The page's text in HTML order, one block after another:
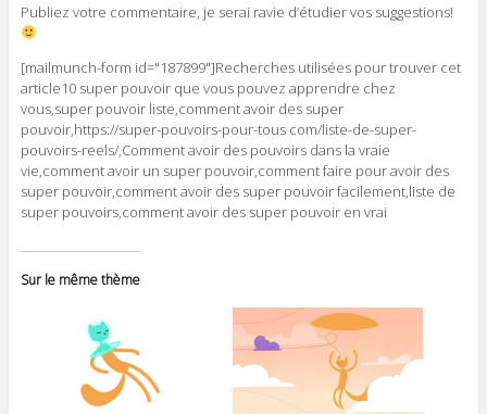
Publiez votre commentaire, je serai ravie d’étudier vos suggestions!
[mailmunch-form id="187899"]Recherches utilisées pour trouver cet
article10 super pouvoir que vous pouvez apprendre chez
vous,super pouvoir liste,comment avoir des super
pouvoir,https://super-pouvoirs-pour-tous com/liste-de-super-
pouvoirs-reels/,Comment avoir des pouvoirs dans la vraie
vie,comment avoir un super pouvoir,comment faire pour avoir des
super pouvoir,comment avoir des super pouvoir facilement,liste de
super pouvoirs,comment avoir des super pouvoir en vrai
Sur le même thème